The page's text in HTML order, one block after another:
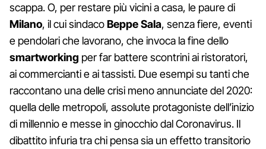
scappa. O, per restare più vicini a casa, le paure di
Milano, il cui sindacoBeppe Sala, senza fiere, eventi
e pendolari che lavorano, che invoca la fine dello
smartworking per far battere scontrini ai ristoratori,
ai commercianti e ai tassisti. Due esempi su tanti che
raccontano una delle crisi meno annunciate del 2020:
quella delle metropoli, assolute protagoniste dell’inizio
di millennio e messe in ginocchio dal Coronavirus. Il
dibattito infuria tra chi pensa sia un effetto transitorio